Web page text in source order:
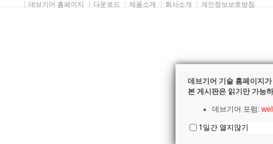
데브기어 홈페이지 다운로드 제품소개 회사소개 개인정보보호방침
데브기어 기술 홈페이지
본 게시판은 읽기만 가능
데브기어 포럼:
1일간 열지않기